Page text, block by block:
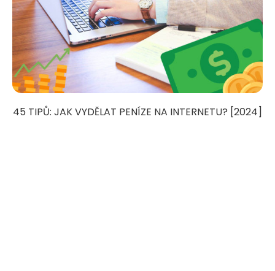
45 TIPŮ: JAK VYDĚLAT PENÍZE NA INTERNETU? [2024]